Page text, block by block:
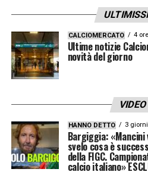
CALCIOMERCATO 4
Ultime notizie
novità del giorno
VIDEO
HANNO DETTO 3
Bargiggia: «Mancini
svelo cosa è
della FIGC.
calcio italiano»